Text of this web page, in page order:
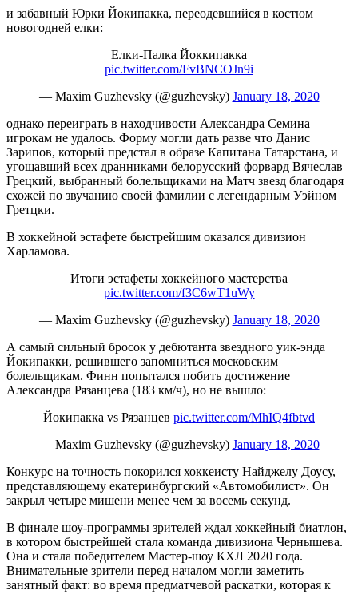
и забавный Юрки Йокипакка, переодевшийся в костюм
новогодней елки:
Елки-Палка Йоккипакка
pic.twitter.com/FvBNCOJn9i
— Мaxim Guzhevsky (@guzhevsky) January 18, 2020
однако переиграть в находчивости Александра Семина
игрокам не удалось. Форму могли дать разве что Данис
Зарипов, который предстал в образе Капитана Татарстана, и
угощавший всех дранниками белорусский форвард Вячеслав
Грецкий, выбранный болельщиками на Матч звезд благодаря
схожей по звучанию своей фамилии с легендарным Уэйном
Гретцки.
В хоккейной эстафете быстрейшим оказался дивизион
Харламова.
Итоги эстафеты хоккейного мастерства
pic.twitter.com/f3C6wT1uWy
— Мaxim Guzhevsky (@guzhevsky) January 18, 2020
А самый сильный бросок у дебютанта звездного уик-энда
Йокипакки, решившего запомниться московским
болельщикам. Финн попытался побить достижение
Александра Рязанцева (183 км/ч), но не вышло:
Йокипакка vs Рязанцев pic.twitter.com/MhIQ4fbtvd
— Мaxim Guzhevsky (@guzhevsky) January 18, 2020
Конкурс на точность покорился хоккеисту Найджелу Доусу,
представляющему екатеринбургский «Автомобилист». Он
закрыл четыре мишени менее чем за восемь секунд.
В финале шоу-программы зрителей ждал хоккейный биатлон,
в котором быстрейшей стала команда дивизиона Чернышева.
Она и стала победителем Мастер-шоу КХЛ 2020 года.
Внимательные зрители перед началом могли заметить
занятный факт: во время предматчевой раскатки, которая к